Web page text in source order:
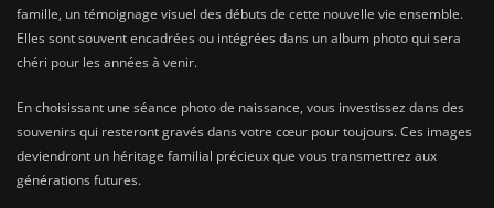
famille, un témoignage visuel des débuts de cette nouvelle vie ensemble.
Elles sont souvent encadrées ou intégrées dans un album photo qui sera
chéri pour les années à venir.
En choisissant une séance photo de naissance, vous investissez dans des
souvenirs qui resteront gravés dans votre cœur pour toujours. Ces images
deviendront un héritage familial précieux que vous transmettrez aux
générations futures.